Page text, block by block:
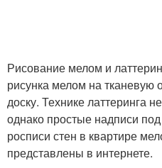
Рисование мелом и
рисунка мелом на тканевую
доску. Технике латтеринга
однако простые надписи
росписи стен в квартире
представлены в интернете.